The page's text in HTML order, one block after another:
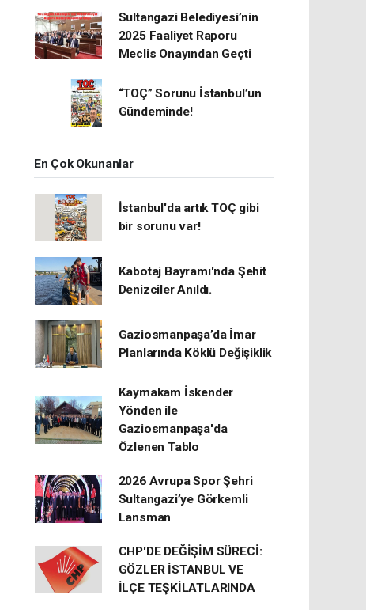
Sultangazi Belediyesi’nin
2025 Faaliyet Raporu
Meclis Onayından Geçti
“TOÇ” Sorunu İstanbul’un
Gündeminde!
En Çok Okunanlar
İstanbul'da artık TOÇ gibi
bir sorunu var!
Kabotaj Bayramı'nda Şehit
Denizciler Anıldı.
Gaziosmanpaşa’da İmar
Planlarında Köklü Değişiklik
Kaymakam İskender
Yönden ile
Gaziosmanpaşa'da
Özlenen Tablo
2026 Avrupa Spor Şehri
Sultangazi’ye Görkemli
Lansman
CHP'DE DEĞİŞİM SÜRECİ:
GÖZLER İSTANBUL VE
İLÇE TEŞKİLATLARINDA